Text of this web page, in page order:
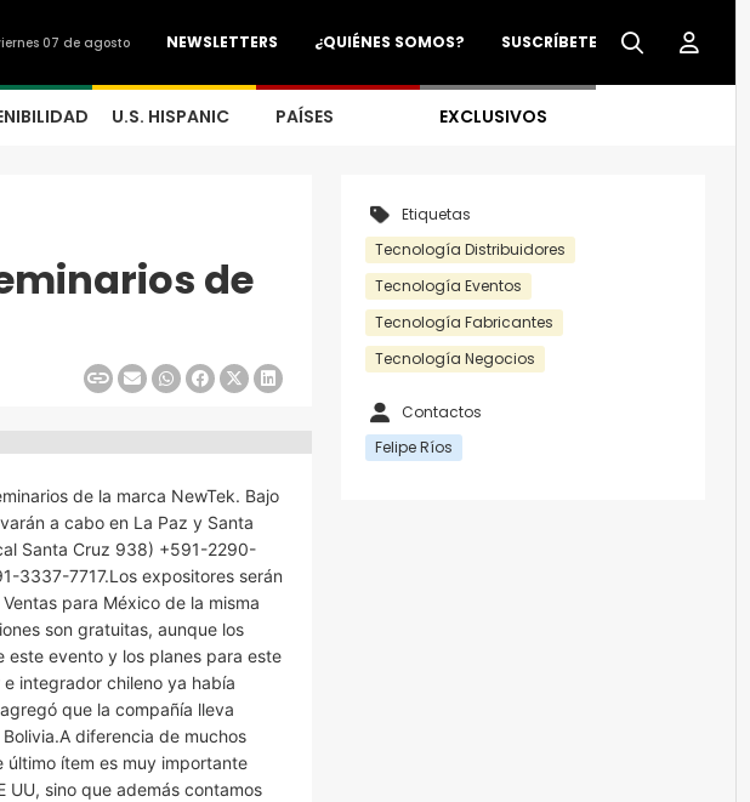
SUSCRÍBETE
¿QUIÉNES SOMOS?
NEWSLETTERS
07 de agosto
U.S. HISPANIC PAÍSES EXCLUSIVOS
de
de la marca NewTek. Bajo
a cabo en La Paz y Santa
Santa Cruz 938) +591-2290-
3337-7717.Los expositores serán
para México de la misma
son gratuitas, aunque los
este evento y los planes para este
integrador chileno ya había
que la compañía lleva
diferencia de muchos
ítem es muy importante
UU, sino que además contamos
Etiquetas
Tecnología Distribuidores
Tecnología Eventos
Tecnología Fabricantes
Tecnología Negocios
Contactos
Felipe Ríos